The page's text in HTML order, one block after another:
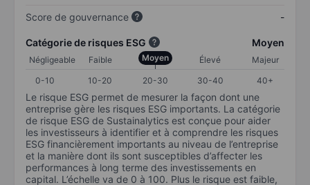
Score de gouvernance
-
Catégorie de risques ESG Moyen
Négligeable Faible Moyen Élevé
Majeur
0-10
10-20 20-30 30-40 40+
Le risque ESG permet de mesurer la façon dont une
entreprise gère les risques ESG importants. La catégorie
de risque ESG de Sustainalytics est conçue pour aider
les investisseurs à identifier et à comprendre les risques
ESG financièrement importants au niveau de l’entreprise
et la manière dont ils sont susceptibles d’affecter les
performances à long terme des investissements en
capital. L’échelle va de 0 à 100. Plus le risque est faible,